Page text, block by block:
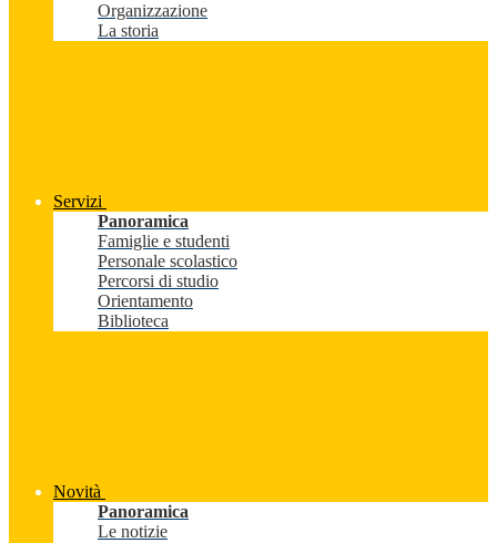
Organizzazione
La storia
Servizi
Panoramica
Famiglie e studenti
Personale scolastico
Percorsi di studio
Orientamento
Biblioteca
Novità
Panoramica
Le notizie